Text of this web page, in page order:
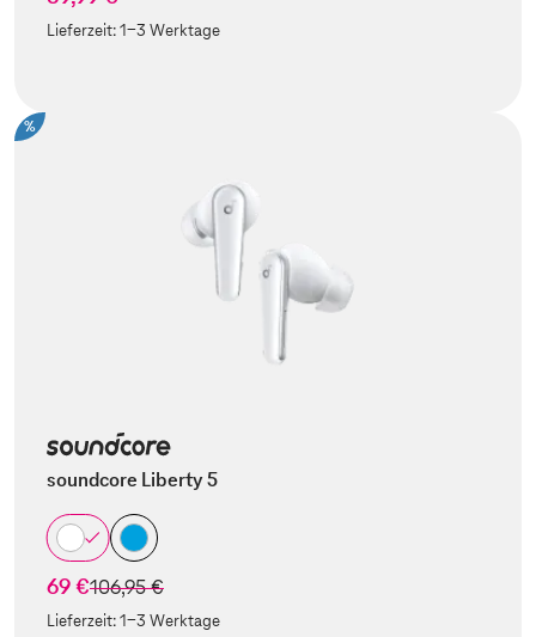
Lieferzeit:1-3 Werktage
%
soundcore Liberty 5
69 €statt
106,95 €
Lieferzeit:1-3 Werktage